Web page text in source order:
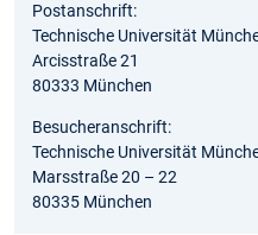
Postanschrift:
Technische Universität
Arcisstraße 21
80333 München
Besucheranschrift:
Technische Universität
Marsstraße 20 – 22
80335 München